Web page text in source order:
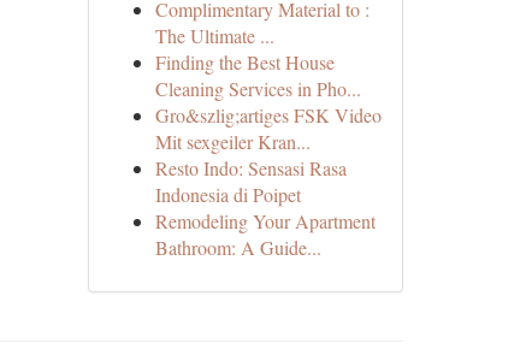
Complimentary Material to :
The Ultimate ...
Finding the Best House
Cleaning Services in Pho...
Gro&szlig;artiges FSK Video
Mit sexgeiler Kran...
Resto Indo: Sensasi Rasa
Indonesia di Poipet
Remodeling Your Apartment
Bathroom: A Guide...